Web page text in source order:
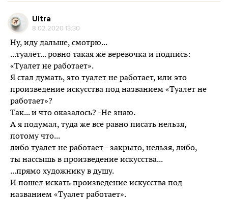
Ultra
8.02.2020 13:30
Ну, иду дальше, смотрю...
...туалет... ровно такая же веревочка и подпись:
«Туалет не работает».
Я стал думать, это туалет не работает, или это
произведение искусства под названием «Туалет не
работает»?
Так... и что оказалось? -Не знаю.
А я подумал, туда же все равно писать нельзя,
потому что...
либо туалет не работает - закрыто, нельзя, либо,
ты нассышь в произведение искусства...
...прямо художнику в душу.
И пошел искать произведение искусства под
названием «Туалет работает».